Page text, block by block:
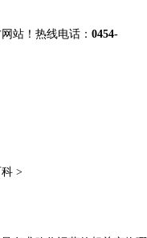
站！热线电话： 0454-
>